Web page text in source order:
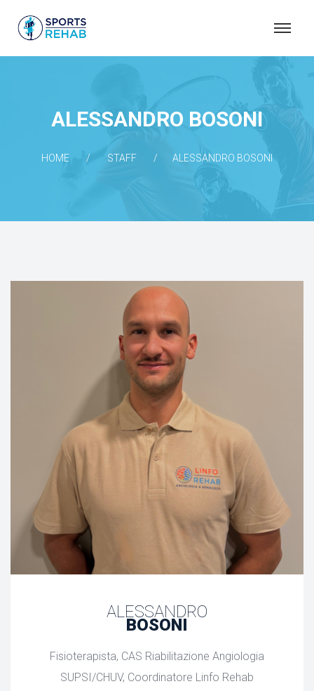
O
ALESSANDRO BOSONI
HOME STAFF ALESSANDRO BOSONI
ALESSANDRO
BOSONI
Fisioterapista, CAS Riabilitazione Angiologia
SUPSI/CHUV, Coordinatore Linfo Rehab